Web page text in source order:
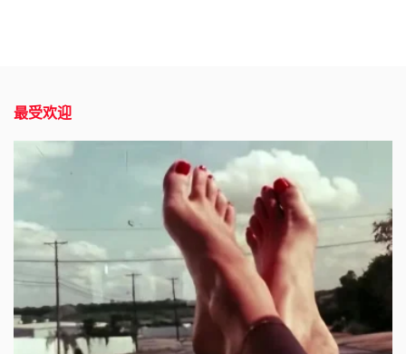
最受欢迎